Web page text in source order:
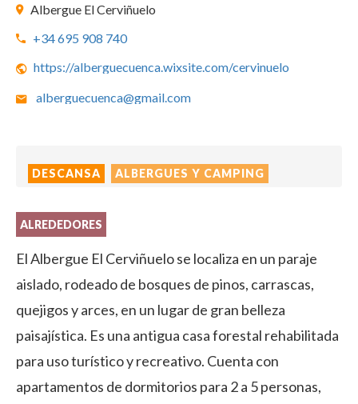
Albergue El Cerviñuelo
+34 695 908 740
https://alberguecuenca.wixsite.com/cervinuelo
alberguecuenca@gmail.com
DESCANSA ALBERGUES Y CAMPING
ALREDEDORES
El Albergue El Cerviñuelo se localiza en un paraje
aislado, rodeado de bosques de pinos, carrascas,
quejigos y arces, en un lugar de gran belleza
paisajística. Es una antigua casa forestal rehabilitada
para uso turístico y recreativo. Cuenta con
apartamentos de dormitorios para 2 a 5 personas,